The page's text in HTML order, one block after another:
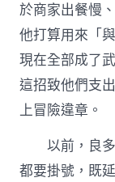
於商家出餐慢
他打算用來「
現在全部成了
這招致他們支
上冒險違章。
以前，良
都要掛號，既